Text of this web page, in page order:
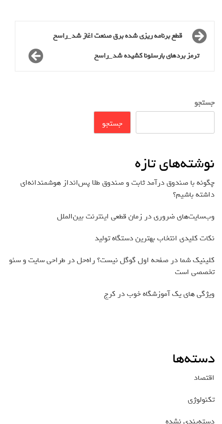
قطع برنامه ریزی شده برق صنعت اغاز شد_راسخ
ترمز بردهای بارسلونا کشیده شد_راسخ
جستجو
جستجو
نوشته‌های تازه
چگونه با صندوق درآمد ثابت و صندوق طلا پس‌انداز هوشمندانه‌ای
داشته باشیم؟
وب‌سایت‌های ضروری در زمان قطعی اینترنت بین‌الملل
نکات کلیدی انتخاب بهترین دستگاه تولید
کلینیک شما در صفحه اول گوگل نیست؟ راه‌حل در طراحی سایت و سئو
تخصصی است
ویژگی های یک آموزشگاه خوب در کرج
دسته‌ها
اقتصاد
تکنولوژی